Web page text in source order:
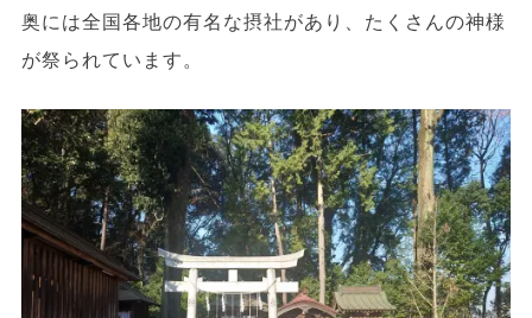
奥には全国各地の有名な摂社があり、たくさんの神様
が祭られています。